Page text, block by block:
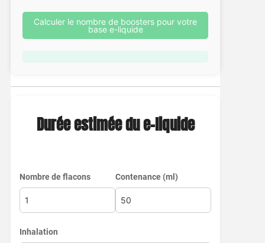
Calculer le nombre de boosters pour votre
base e-liquide
Durée estimée du e-liquide
Nombre de flacons Contenance (ml)
Inhalation